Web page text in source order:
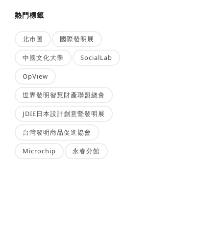
熱門標籤
北市圖 國際發明展
中國文化大學 SocialLab
OpView
世界發明智慧財產聯盟總會
JDIE日本設計創意暨發明展
台灣發明商品促進協會
Microchip 永春分館